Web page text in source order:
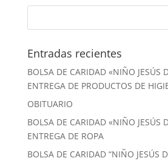
Entradas recientes
BOLSA DE CARIDAD «NIÑO JESÚS
ENTREGA DE PRODUCTOS DE
OBITUARIO
BOLSA DE CARIDAD «NIÑO JESÚS
ENTREGA DE ROPA
BOLSA DE CARIDAD “NIÑO JESÚS